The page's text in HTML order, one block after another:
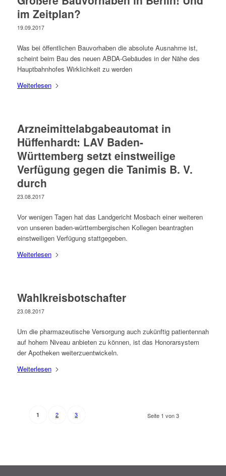
im Zeitplan?
19.09.2017
Was bei öffentlichen Bauvorhaben die absolute Ausnahme ist,
scheint beim Bau des neuen ABDA-Gebäudes in der Nähe des
Hauptbahnhofes Wirklichkeit zu werden
Weiterlesen
Arzneimittelabgabeautomat in
Hüffenhardt: LAV Baden-
Württemberg setzt einstweilige
Verfügung gegen die Tanimis B. V.
durch
23.08.2017
Vor wenigen Tagen hat das Landgericht Mosbach einer weiteren
von unseren baden-württem­bergischen Kollegen beantragten
einstweiligen Verfügung stattgegeben.
Weiterlesen
Wahlkreisbotschafter
23.08.2017
Um die pharmazeutische Versorgung auch zukünftig patientennah
auf hohem Niveau anbieten zu können, ist das Honorarsystem
der Apotheken weiterzuentwickeln.
Weiterlesen
Seite 1 von 3
1 2 3